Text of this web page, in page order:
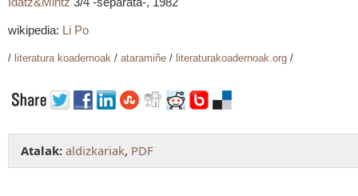
wikipedia: Li Po
/ literatura koadernoak / ataramiñe / literaturakoadernoak.org /
Atalak: aldizkariak, PDF